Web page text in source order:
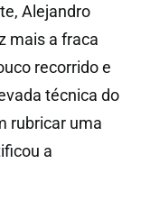
Alejandro
mais a fraca
recorrido e
técnica do
rubricar uma
a